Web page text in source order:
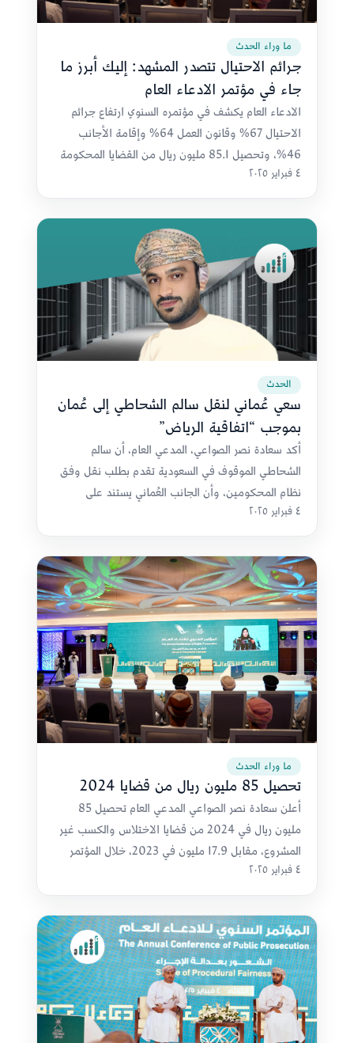
ما وراء الحدث
جرائم الاحتيال تتصدر المشهد: إليك أبرز ما
جاء في مؤتمر الادعاء العام
الادعاء العام يكشف في مؤتمره السنوي ارتفاع جرائم
الاحتيال 67% وقانون العمل 64% وإقامة الأجانب
46%، وتحصيل 85.1 مليون ريال من القضايا المحكومة
مقابل 17.9 مليون في 2023
٤ فبراير ٢٠٢٥
الحدث
سعي عُماني لنقل سالم الشحاطي إلى عُمان
بموجب “اتفاقية الرياض”
أكد سعادة نصر الصواعي، المدعي العام، أن سالم
الشحاطي الموقوف في السعودية تقدم بطلب نقل وفق
نظام المحكومين، وأن الجانب العُماني يستند على
اتفاقية الرياض
٤ فبراير ٢٠٢٥
ما وراء الحدث
تحصيل 85 مليون ريال من قضايا 2024
أعلن سعادة نصر الصواعي المدعي العام تحصيل 85
مليون ريال في 2024 من قضايا الاختلاس والكسب غير
المشروع، مقابل 17.9 مليون في 2023، خلال المؤتمر
السنوي للادعاء العام
٤ فبراير ٢٠٢٥